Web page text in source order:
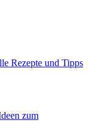
Rezepte und Tipps
zum